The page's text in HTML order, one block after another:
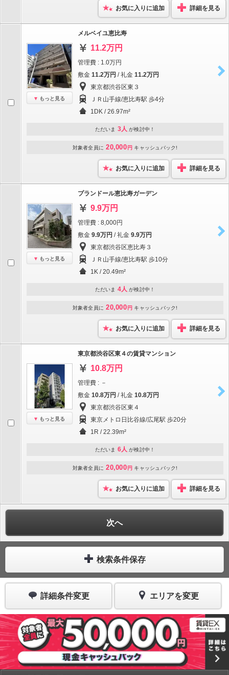
お気に入りに追加 詳細を見る
もっと見る
メルベイユ恵比寿
11.2万円
管理費 : 1.0万円
敷金 11.2万円 / 礼金 11.2万円
東京都渋谷区東３
ＪＲ山手線/恵比寿駅 歩4分
1DK / 26.97m²
ただいま 3人 が検討中！
対象者全員に 20,000 円 キャッシュバック!
お気に入りに追加 詳細を見る
もっと見る
プランドール恵比寿ガーデン
9.9万円
管理費 : 8,000円
敷金 9.9万円 / 礼金 9.9万円
東京都渋谷区恵比寿３
ＪＲ山手線/恵比寿駅 歩10分
1K / 20.49m²
ただいま 4人 が検討中！
対象者全員に 20,000 円 キャッシュバック!
お気に入りに追加 詳細を見る
もっと見る
東京都渋谷区東４の賃貸マンション
10.8万円
管理費 : －
敷金 10.8万円 / 礼金 10.8万円
東京都渋谷区東４
東京メトロ日比谷線/広尾駅 歩20分
1R / 22.39m²
ただいま 6人 が検討中！
対象者全員に 20,000 円 キャッシュバック!
お気に入りに追加 詳細を見る
次へ
検索条件保存
詳細条件変更 エリアを変更